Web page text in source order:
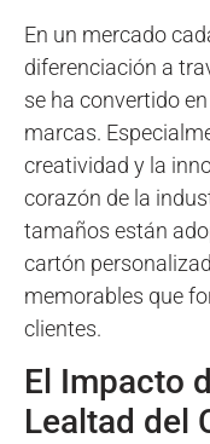
En un mercado
diferenciación a
se ha convertido
marcas.
creatividad y la
corazón de la
tamaños están
cartón
memorables que
clientes.
El Impacto
Lealtad del